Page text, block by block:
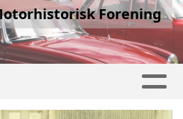
Forening